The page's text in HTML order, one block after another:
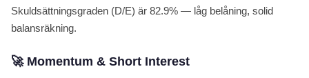
Skuldsättningsgraden (D/E) är 82.9% — låg belåning, solid
balansräkning.
🚀 Momentum & Short Interest